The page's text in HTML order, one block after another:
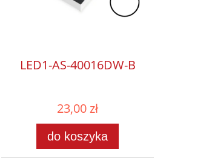
LED1-AS-40016DW-B
23,00 zł
do koszyka